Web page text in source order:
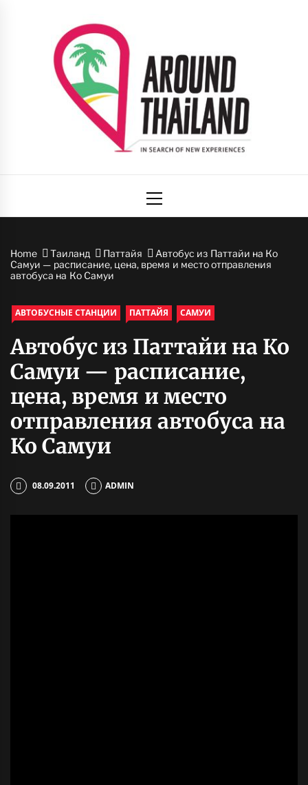
Таиланда
Menu
Home Таиланд Паттайя
Автобус из Паттайи на Ко
Самуи — расписание, цена, время и место отправления
автобуса на Ко Самуи
АВТОБУСНЫЕ СТАНЦИИ ПАТТАЙЯ САМУИ
Автобус из Паттайи на Ко
Самуи — расписание,
цена, время и место
отправления автобуса на
Ко Самуи
08.09.2011 ADMIN